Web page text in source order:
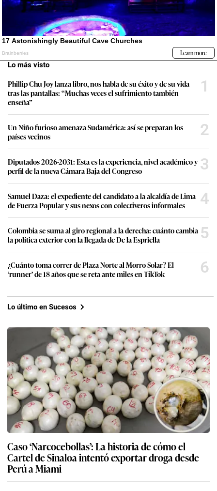
Lo más visto
Phillip Chu Joy lanza libro, nos habla de su éxito y de su vida
tras las pantallas: “Muchas veces el sufrimiento también
enseña”
1
Un Niño furioso amenaza Sudamérica: así se preparan los
países vecinos
2
Diputados 2026-2031: Esta es la experiencia, nivel académico y
perfil de la nueva Cámara Baja del Congreso
3
Samuel Daza: el expediente del candidato a la alcaldía de Lima
de Fuerza Popular y sus nexos con colectiveros informales
4
Colombia se suma al giro regional a la derecha: cuánto cambia
la política exterior con la llegada de De la Espriella
5
¿Cuánto toma correr de Plaza Norte al Morro Solar? El
‘runner’ de 18 años que se reta ante miles en TikTok
6
Lo último en Sucesos
Caso ‘Narcocebollas’: La historia de cómo el
Cartel de Sinaloa intentó exportar droga desde
Perú a Miami